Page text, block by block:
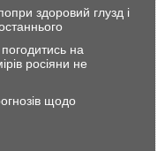
здоровий глузд і
на
росіяни не
щодо